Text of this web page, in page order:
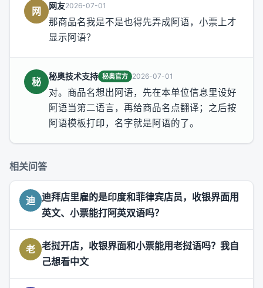
网 网友2026-07-01
那商品名我是不是也得先弄成阿语，小票上才
显示阿语？
秘 秘奥技术支持 秘奥官方 2026-07-01
对。商品名想出阿语，先在本单位信息里设好
阿语当第二语言，再给商品名点翻译；之后按
阿语模板打印，名字就是阿语的了。
相关问答
迪 迪拜店里雇的是印度和菲律宾店员，收银界面用
英文、小票能打阿英双语吗？
老 老挝开店，收银界面和小票能用老挝语吗？我自
己想看中文